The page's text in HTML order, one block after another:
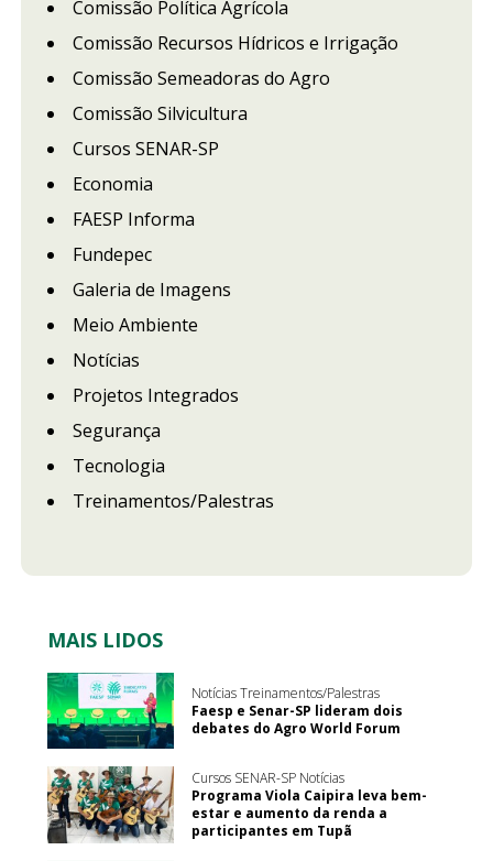
Comissão Política Agrícola
Comissão Recursos Hídricos e Irrigação
Comissão Semeadoras do Agro
Comissão Silvicultura
Cursos SENAR-SP
Economia
FAESP Informa
Fundepec
Galeria de Imagens
Meio Ambiente
Notícias
Projetos Integrados
Segurança
Tecnologia
Treinamentos/Palestras
MAIS LIDOS
Notícias Treinamentos/Palestras
Faesp e Senar-SP lideram dois
debates do Agro World Forum
Cursos SENAR-SP Notícias
Programa Viola Caipira leva bem-
estar e aumento da renda a
participantes em Tupã